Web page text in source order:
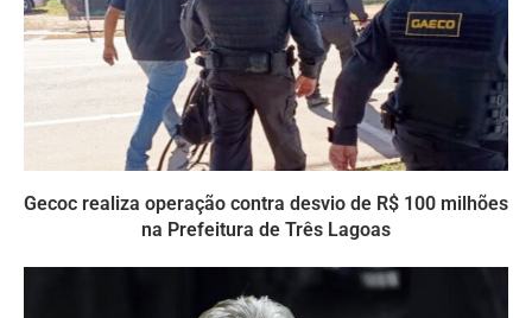
Gecoc realiza operação contra desvio de R$ 100 milhões
na Prefeitura de Três Lagoas